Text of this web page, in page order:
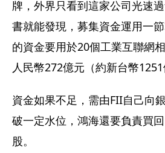
牌，外界只看到這家公司光速
書就能發現，募集資金運用一
的資金要用於20個工業互聯網
人民幣272億元（約新台幣1251
資金如果不足，需由FII自己向
破一定水位，鴻海還要負責買
股。